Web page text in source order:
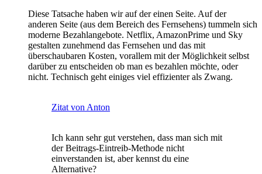
Diese Tatsache haben wir auf der einen Seite. Auf der
anderen Seite (aus dem Bereich des Fernsehens) tummeln sich
moderne Bezahlangebote. Netflix, AmazonPrime und Sky
gestalten zunehmend das Fernsehen und das mit
überschaubaren Kosten, vorallem mit der Möglichkeit selbst
darüber zu entscheiden ob man es bezahlen möchte, oder
nicht. Technisch geht einiges viel effizienter als Zwang.
Zitat von Anton
Ich kann sehr gut verstehen, dass man sich mit
der Beitrags-Eintreib-Methode nicht
einverstanden ist, aber kennst du eine
Alternative?